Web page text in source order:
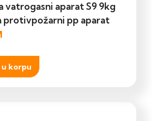
vatrogasni aparat S9 9kg
protivpožarni pp aparat
u korpu